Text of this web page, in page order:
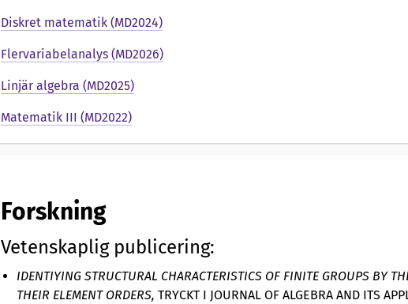
Diskret matematik (MD2024)
Flervariabelanalys (MD2026)
Linjär algebra (MD2025)
Matematik III (MD2022)
Forskning
Vetenskaplig publicering:
IDENTIYING STRUCTURAL CHARACTERISTICS OF FINITE GROUPS BY
THEIR ELEMENT ORDERS, TRYCKT I JOURNAL OF ALGEBRA AND ITS